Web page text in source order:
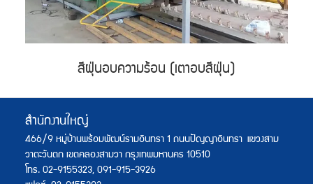
สีฝุ่นอบความร้อน (เตาอบสีฝุ่น)
สำนักงานใหญ่
466/9 หมู่บ้านพร้อมพัฒน์รามอินทรา 1 ถนนปัญญาอินทรา
แขวงสาม
วาตะวันตก เขตคลองสามวา กรุงเทพมหานคร 10510
โทร. 02-9155323, 091-915-3926